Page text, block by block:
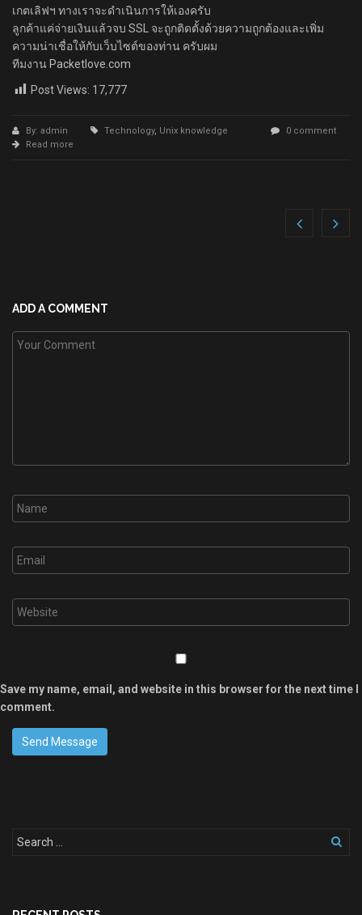
เกตเลิฟฯ ทางเราจะดำเนินการให้เองครับ
ลูกค้าแค่จ่ายเงินแล้วจบ SSL จะถูกติดตั้งด้วยความถูกต้องและเพิ่ม
ความน่าเชื่อให้กับเว็บไซต์ของท่าน ครับผม
ทีมงาน Packetlove.com
Post Views: 17,777
By: admin Technology, Unix knowledge
0 comment
Read more
ADD A COMMENT
Save my name, email, and website in this browser for the next time I
comment.